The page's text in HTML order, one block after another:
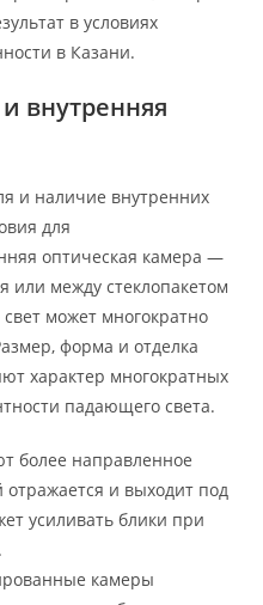
в условиях
в Казани.
внутренняя
и наличие внутренних
для
оптическая камера —
или между стеклопакетом
может многократно
форма и отделка
характер многократных
падающего света.
более направленное
отражается и выходит под
усиливать блики при
камеры